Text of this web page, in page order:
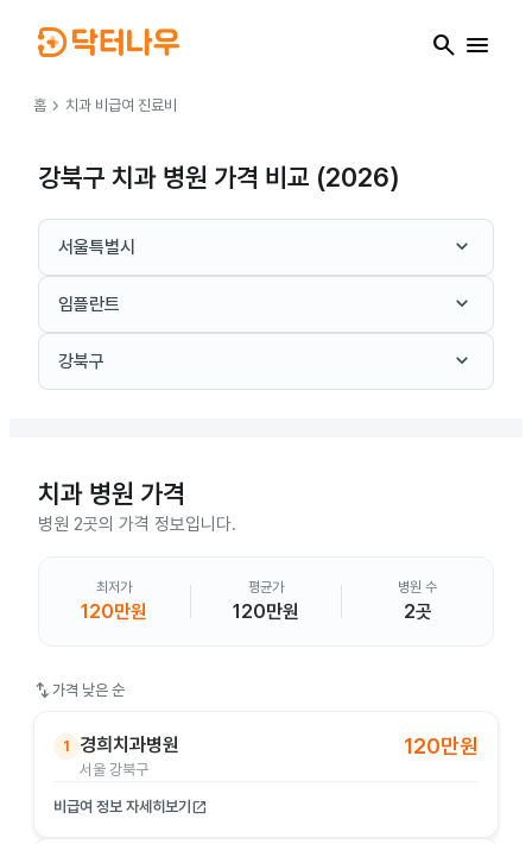
search menu
홈 chevron_right 치과 비급여 진료비
강북구 치과 병원 가격 비교 (2026)
서울특별시 keyboard_arrow_down
임플란트 keyboard_arrow_down
강북구 keyboard_arrow_down
치과 병원 가격
병원 2곳의 가격 정보입니다.
최저가
120만원
평균가
120만원
병원 수
2곳
swap_vert 가격 낮은 순
1 경희치과병원
서울 강북구
120만원
비급여 정보 자세히보기 open_in_new